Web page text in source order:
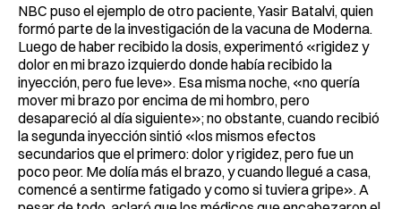
NBC puso el ejemplo de otro paciente, Yasir Batalvi, quien
formó parte de la investigación de la vacuna de Moderna.
Luego de haber recibido la dosis, experimentó «rigidez y
dolor en mi brazo izquierdo donde había recibido la
inyección, pero fue leve». Esa misma noche, «no quería
mover mi brazo por encima de mi hombro, pero
desapareció al día siguiente»; no obstante, cuando recibió
la segunda inyección sintió «los mismos efectos
secundarios que el primero: dolor y rigidez, pero fue un
poco peor. Me dolía más el brazo, y cuando llegué a casa,
comencé a sentirme fatigado y como si tuviera gripe». A